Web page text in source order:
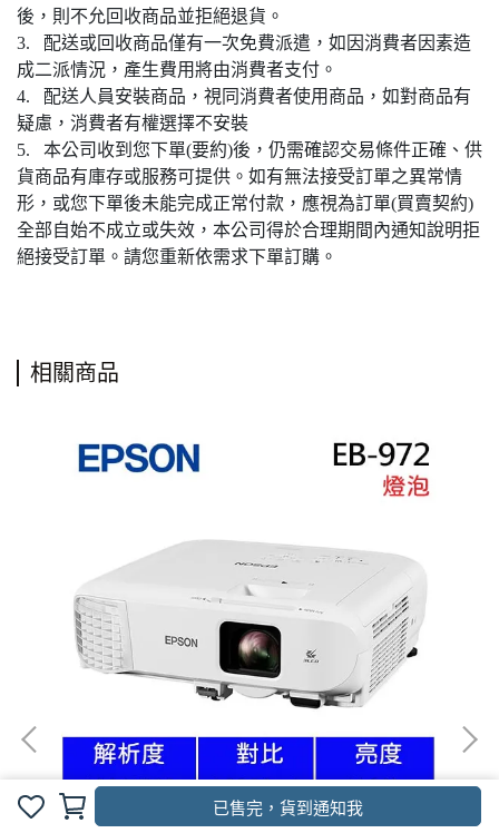
已售完，貨到通知我
後，則不允回收商品並拒絕退貨。
3. 配送或回收商品僅有一次免費派遣，如因消費者因素造
成二派情況，產生費用將由消費者支付。
4. 配送人員安裝商品，視同消費者使用商品，如對商品有
疑慮，消費者有權選擇不安裝
5. 本公司收到您下單(要約)後，仍需確認交易條件正確、供
貨商品有庫存或服務可提供。如有無法接受訂單之異常情
形，或您下單後未能完成正常付款，應視為訂單(買賣契約)
全部自始不成立或失效，本公司得於合理期間內通知說明拒
絕接受訂單。請您重新依需求下單訂購。
相關商品